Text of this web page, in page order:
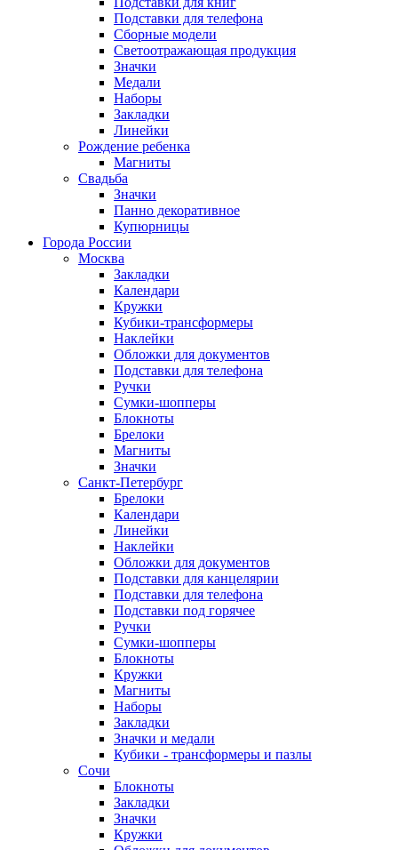
Подставки для телефона
Сборные модели
Светоотражающая продукция
Значки
Медали
Наборы
Закладки
Линейки
Рождение ребенка
Магниты
Свадьба
Значки
Панно декоративное
Купюрницы
Города России
Москва
Закладки
Календари
Кружки
Кубики-трансформеры
Наклейки
Обложки для документов
Подставки для телефона
Ручки
Сумки-шопперы
Блокноты
Брелоки
Магниты
Значки
Санкт-Петербург
Брелоки
Календари
Линейки
Наклейки
Обложки для документов
Подставки для канцелярии
Подставки для телефона
Подставки под горячее
Ручки
Сумки-шопперы
Блокноты
Кружки
Магниты
Наборы
Закладки
Значки и медали
Кубики - трансформеры и пазлы
Сочи
Блокноты
Закладки
Значки
Кружки